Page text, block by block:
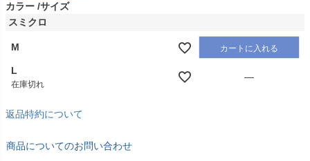
カラー サイズ
スミクロ
M カートに入れる
L
在庫切れ
—
返品特約について
商品についてのお問い合わせ